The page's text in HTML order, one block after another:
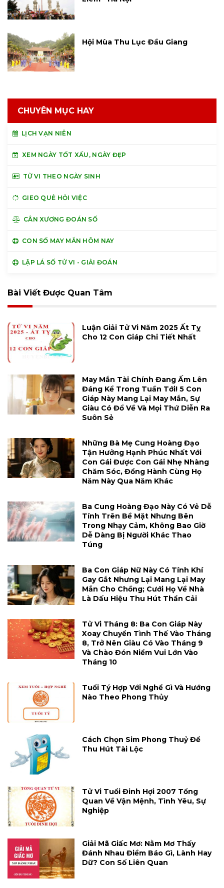
Hội Mùa Thu Lục Ðầu Giang
CHUYÊN MỤC HAY
LỊCH VẠN NIÊN
XEM NGÀY TỐT XẤU, NGÀY ĐẸP
TỬ VI THEO NGÀY SINH
GIEO QUẺ HỎI VIỆC
CÂN XƯƠNG ĐOÁN SỐ
CON SỐ MAY MẮN HÔM NAY
LẬP LÁ SỐ TỬ VI - GIẢI ĐOÁN
Bài Viết Được Quan Tâm
Luận Giải Tử Vi Năm 2025 Ất Tỵ
Cho 12 Con Giáp Chi Tiết Nhất
May Mắn Tài Chính Đang Ấm Lên
Đáng Kể Trong Tuần Tới! 5 Con
Giáp Này Mang Lại May Mắn, Sự
Giàu Có Đổ Về Và Mọi Thứ Diễn Ra
Suôn Sẻ
Những Bà Mẹ Cung Hoàng Đạo
Tận Hưởng Hạnh Phúc Nhất Với
Con Gái Được Con Gái Nhẹ Nhàng
Chăm Sóc, Đồng Hành Cùng Họ
Năm Này Qua Năm Khác
Ba Cung Hoàng Đạo Này Có Vẻ Dễ
Tính Trên Bề Mặt Nhưng Bên
Trong Nhạy Cảm, Không Bao Giờ
Dễ Dàng Bị Người Khác Thao
Túng
Ba Con Giáp Nữ Này Có Tính Khí
Gay Gắt Nhưng Lại Mang Lại May
Mắn Cho Chồng; Cưới Họ Về Nhà
Là Dấu Hiệu Thu Hút Thần Cải
Tử Vi Tháng 8: Ba Con Giáp Này
Xoay Chuyển Tình Thế Vào Tháng
8, Trở Nên Giàu Có Vào Tháng 9
Và Chào Đón Niềm Vui Lớn Vào
Tháng 10
Tuổi Tý Hợp Với Nghề Gì Và Hướng
Nào Theo Phong Thủy
Cách Chọn Sim Phong Thuỷ Để
Thu Hút Tài Lộc
Tử Vi Tuổi Đinh Hợi 2007 Tổng
Quan Về Vận Mệnh, Tình Yêu, Sự
Nghiệp
Giải Mã Giấc Mơ: Nằm Mơ Thấy
Đánh Nhau Điềm Báo Gì, Lành Hay
Dữ? Con Số Liên Quan